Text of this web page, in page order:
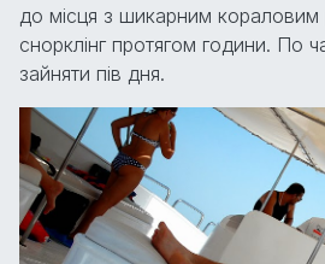
до місця з шикарним
снорклінг протягом години. По
зайняти пів дня.